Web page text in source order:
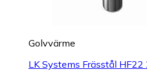
Golvvärme
LK Systems Frässtål